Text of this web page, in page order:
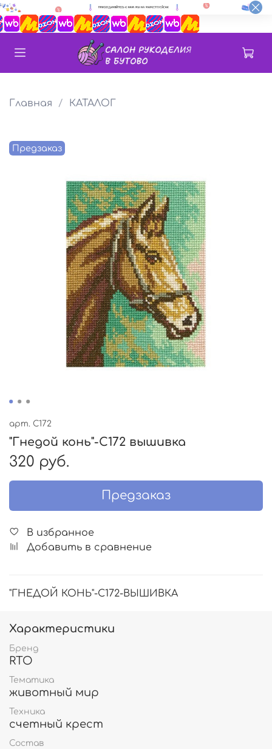
Главная КАТАЛОГ
Предзаказ
арт. C172
"Гнедой конь"-C172 вышивка
320 руб.
Предзаказ
В избранное
Добавить в сравнение
"ГНЕДОЙ КОНЬ"-С172-ВЫШИВКА
Характеристики
Бренд
RTO
Тематика
животный мир
Техника
счетный крест
Состав